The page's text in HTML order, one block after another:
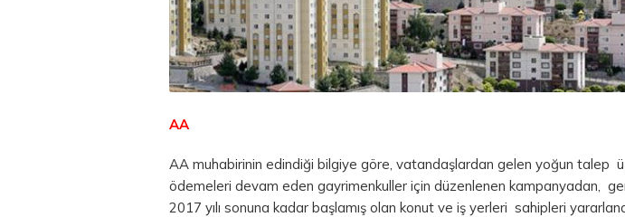
AA
AA muhabirinin edindiği bilgiye göre, vatandaşlardan gelen yoğun talep
ödemeleri devam eden gayrimenkuller için düzenlenen kampanyadan,
2017 yılı sonuna kadar başlamış olan konut ve iş yerleri sahipleri